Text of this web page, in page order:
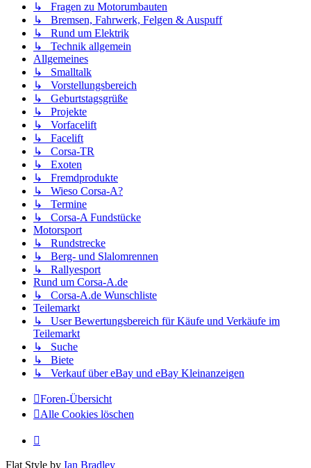
↳ Fragen zu Motorumbauten
↳ Bremsen, Fahrwerk, Felgen & Auspuff
↳ Rund um Elektrik
↳ Technik allgemein
Allgemeines
↳ Smalltalk
↳ Vorstellungsbereich
↳ Geburtstagsgrüße
↳ Projekte
↳ Vorfacelift
↳ Facelift
↳ Corsa-TR
↳ Exoten
↳ Fremdprodukte
↳ Wieso Corsa-A?
↳ Termine
↳ Corsa-A Fundstücke
Motorsport
↳ Rundstrecke
↳ Berg- und Slalomrennen
↳ Rallyesport
Rund um Corsa-A.de
↳ Corsa-A.de Wunschliste
Teilemarkt
↳ User Bewertungsbereich für Käufe und Verkäufe im
Teilemarkt
↳ Suche
↳ Biete
↳ Verkauf über eBay und eBay Kleinanzeigen
Foren-Übersicht
Alle Cookies löschen
Flat Style by Ian Bradley